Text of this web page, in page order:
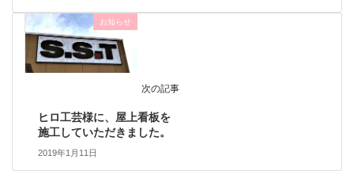
お知らせ
次の記事
ヒロ工芸様に、屋上看板を
施工していただきました。
2019年1月11日